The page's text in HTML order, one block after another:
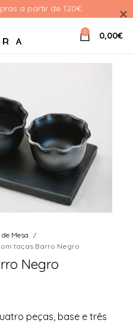
0 0,00€
Mesa
taças Barro Negro
Negro
peças, base e três
a partir de 120€